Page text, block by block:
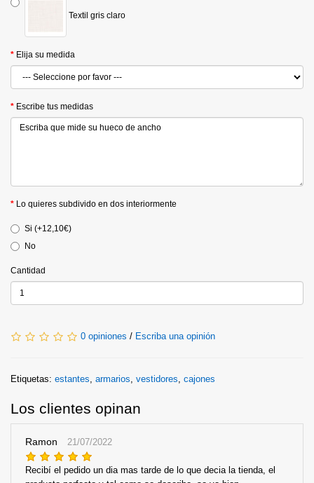
Textil gris claro
Elija su medida
Escribe tus medidas
Lo quieres subdivido en dos interiormente
Si (+12,10€)
No
Cantidad
0 opiniones / Escriba una opinión
Etiquetas: estantes, armarios, vestidores, cajones
Los clientes opinan
Ramon 21/07/2022
Recibí el pedido un dia mas tarde de lo que decia la tienda, el